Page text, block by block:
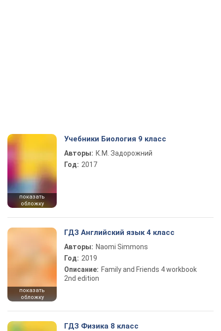
показать
обложку
Учебники Биология 9 класс
Авторы: К.М. Задорожний
Год: 2017
показать
обложку
ГДЗ Английский язык 4 класс
Авторы: Naomi Simmons
Год: 2019
Описание: Family and Friends 4 workbook
2nd edition
ГДЗ Физика 8 класс